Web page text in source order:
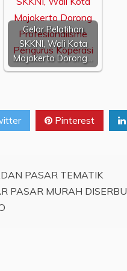
Gelar Pelatihan
SKKNI, Wali Kota
Mojokerto Dorong…
Pinterest
PASAR TEMATIK
PASAR MURAH DISERBU